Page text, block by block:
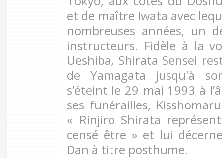
et de maître Iwata avec
nombreuses années, un
instructeurs. Fidèle à la
Ueshiba, Shirata Sensei
de Yamagata jusqu'à
s’éteint le 29 mai 1993 à
ses funérailles,
« Rinjiro Shirata
censé être » et lui
Dan à titre posthume.